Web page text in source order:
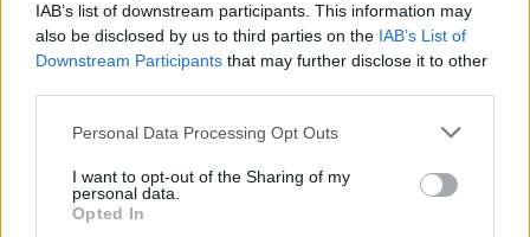
IAB’s list of downstream participants. This information may
also be disclosed by us to third parties on the IAB’s List of
Downstream Participants that may further disclose it to other
Please note that this website/app uses one or more Google
not limited to your visit or usage behaviour. You may click to
grant or deny consent to Google and its third-party tags to
use your data for below specified purposes in below Google
Personal Data Processing Opt Outs
I want to opt-out of the Sharing of my
personal data.
Opted In
50 /50
2000 /2000